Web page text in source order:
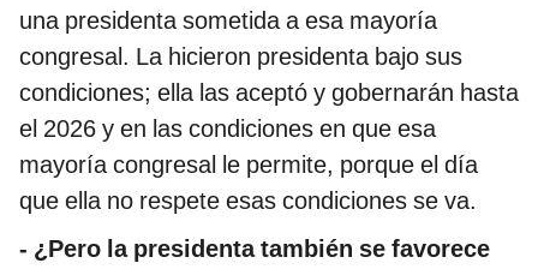
una presidenta sometida a esa mayoría
congresal. La hicieron presidenta bajo sus
condiciones; ella las aceptó y gobernarán hasta
el 2026 y en las condiciones en que esa
mayoría congresal le permite, porque el día
que ella no respete esas condiciones se va.
- ¿Pero la presidenta también se favorece